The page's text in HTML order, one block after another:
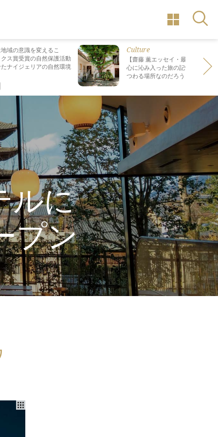
域の意識を変えるこ
ス賞受賞の自然保護活動
ナイジェリアの自然環境
Culture
【齋藤 薫エッセイ・最終回】 最
心に沁み入った旅の記憶は なぜ“死
つわる場所なのだろう？
ルに
プン